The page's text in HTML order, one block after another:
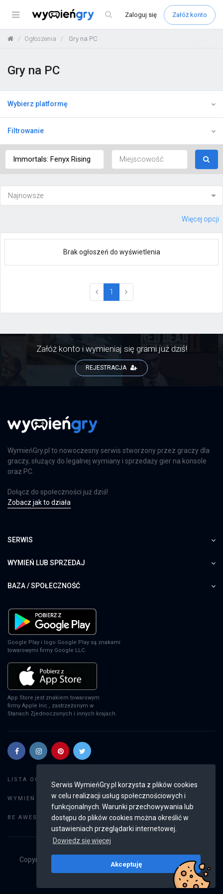
Serwis WymieńGry.pl korzysta z plików cookies
w celu realizacji usług społecznościowych i
funkcjonalnych. Warunki przechowywania lub
dostępu do plików cookies można określić w
ustawieniach przeglądarki internetowej.
Dowiedz się więcej
Akceptuję
Menu Zaloguj się Załóż konto
Ogłoszenia Gry na PC
Gry na PC
Wybierz platformę
Filtrowanie
Więcej opcji
Brak ogłoszeń do wyświetlenia
1 (current)
Załóż konto i wymieniaj się grami już dziś!
REJESTRACJA
WymieńGry.pl to nowoczesny serwis stworzony przez graczy dla
graczy, służący do legalnej wymiany i sprzedaży gier na konsole
oraz PC.
Dołącz do społeczności już dziś!
Zobacz jak to działa
SERWIS
WYMIEŃ LUB SPRZEDAJ
BAZA / SPOŁECZNOŚĆ
Google Play i logo Google Play są znakami
towarowymi firmy Google LLC.
App Store jest znakiem towarowym
firmy Apple Inc., zastrzeżonym w
Stanach Zjednoczonych i innych krajach.
LISTA OGŁOSZEŃ:
WYMIEŃ GRY: Dodaj ogłoszenie
BE AWESOME: Weryfikacja konta
Copyright © 2019 - 2026
Wszystkie prawa
v2.8.3